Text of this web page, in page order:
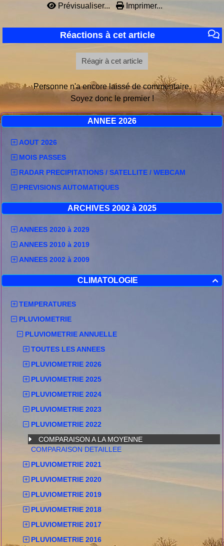
ANNEE 2026
AOUT 2026
MOIS PASSES
RADAR PRECIPITATIONS / SATELLITE / WEBCAM
PREVISIONS AUTOMATIQUES
ARCHIVES 2002 à 2025
ANNEES 2020 à 2029
ANNEES 2010 à 2019
ANNEES 2002 à 2009

CLIMATOLOGIE
TEMPERATURES
PLUVIOMETRIE
PLUVIOMETRIE ANNUELLE
TOUTES LES ANNEES
PLUVIOMETRIE 2026
PLUVIOMETRIE 2025
PLUVIOMETRIE 2024
PLUVIOMETRIE 2023
PLUVIOMETRIE 2022
COMPARAISON A LA MOYENNE
COMPARAISON DETAILLEE
PLUVIOMETRIE 2021
PLUVIOMETRIE 2020
PLUVIOMETRIE 2019
PLUVIOMETRIE 2018
PLUVIOMETRIE 2017
PLUVIOMETRIE 2016
Prévisualiser... Imprimer...
Réactions à cet article
Réagir à cet article
Personne n'a encore laissé de commentaire.
Soyez donc le premier !